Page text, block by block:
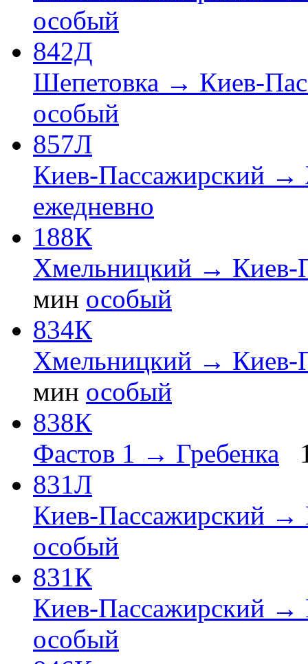
особый
842Д
Шепетовка → Киев-
особый
857Л
Киев-Пассажирский
ежедневно
188К
Хмельницкий → Киев-
мин особый
834К
Хмельницкий → Киев-
мин особый
838К
Фастов 1 → Гребенка
831Л
Киев-Пассажирский →
особый
831К
Киев-Пассажирский →
особый